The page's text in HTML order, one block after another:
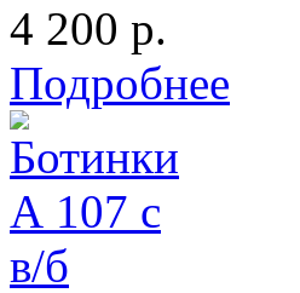
4 200 р.
Подробнее